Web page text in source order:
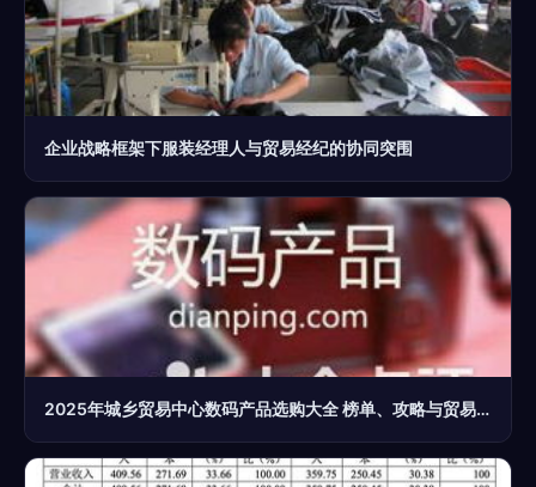
企业战略框架下服装经理人与贸易经纪的协同突围
2025年城乡贸易中心数码产品选购大全 榜单、攻略与贸易经纪指南